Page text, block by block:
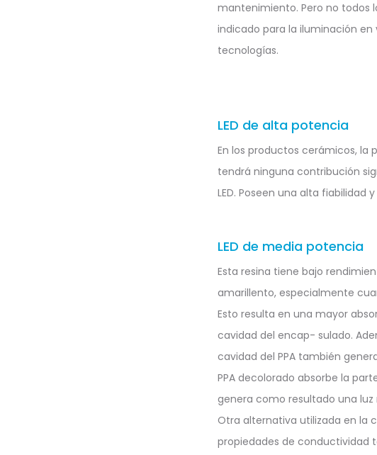
mantenimiento. Pero no todos
indicado para la iluminación
tecnologías.
LED de alta potencia
En los productos cerámicos,
tendrá ninguna contribución
LED. Poseen una alta fiabilidad
LED de media potencia
Esta resina tiene bajo
amarillento, especialmente
Esto resulta en una mayor
cavidad del encap- sulado.
cavidad del PPA también
PPA decolorado absorbe la
genera como resultado una
Otra alternativa utilizada en la
propiedades de conductividad